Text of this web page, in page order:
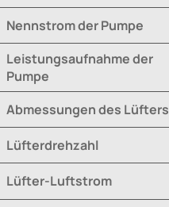
Nennstrom der Pumpe
Leistungsaufnahme der
Pumpe
Abmessungen des Lüfters
Lüfterdrehzahl
Lüfter-Luftstrom